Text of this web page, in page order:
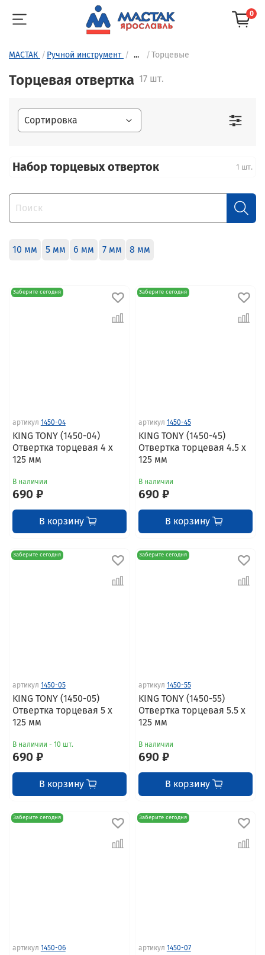
0
МАСТАК Ручной инструмент ... Торцевые
Торцевая отвертка 17 шт.
Набор торцевых отверток 1 шт.
10 мм 5 мм 6 мм 7 мм 8 мм
Заберите сегодня
артикул 1450-04
KING TONY (1450-04)
Отвертка торцевая 4 x
125 мм
В наличии
690 ₽
В корзину
Заберите сегодня
артикул 1450-45
KING TONY (1450-45)
Отвертка торцевая 4.5 x
125 мм
В наличии
690 ₽
В корзину
Заберите сегодня
артикул 1450-05
KING TONY (1450-05)
Отвертка торцевая 5 x
125 мм
В наличии - 10 шт.
690 ₽
В корзину
Заберите сегодня
артикул 1450-55
KING TONY (1450-55)
Отвертка торцевая 5.5 x
125 мм
В наличии
690 ₽
В корзину
Заберите сегодня
артикул 1450-06
Заберите сегодня
артикул 1450-07